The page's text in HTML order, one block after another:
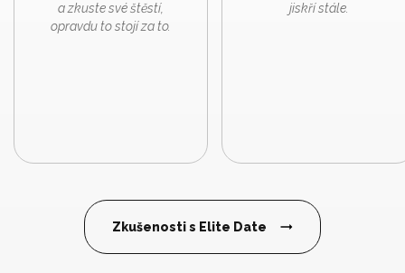
a zkuste své štěstí,
opravdu to stojí za to.
jiskří stále.
Zkušenosti s Elite Date